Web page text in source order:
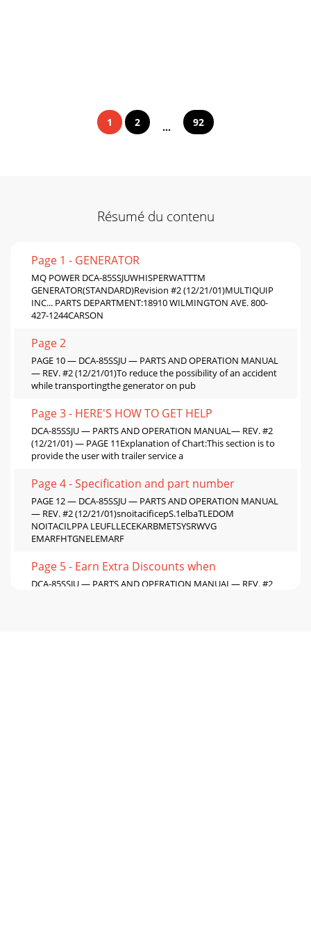
1 2 ... 92
Résumé du contenu
Page 1 - GENERATOR
MQ POWER DCA-85SSJUWHISPERWATTTM
GENERATOR(STANDARD)Revision #2 (12/21/01)MULTIQUIP
INC... PARTS DEPARTMENT:18910 WILMINGTON AVE. 800-
427-1244CARSON
Page 2
PAGE 10 — DCA-85SSJU — PARTS AND OPERATION MANUAL
— REV. #2 (12/21/01)To reduce the possibility of an accident
while transportingthe generator on pub
Page 3 - HERE'S HOW TO GET HELP
DCA-85SSJU — PARTS AND OPERATION MANUAL— REV. #2
(12/21/01) — PAGE 11Explanation of Chart:This section is to
provide the user with trailer service a
Page 4 - Specification and part number
PAGE 12 — DCA-85SSJU — PARTS AND OPERATION MANUAL
— REV. #2 (12/21/01)snoitacificepS.1elbaTLEDOM
NOITACILPPA LEUFLLECEKARBMETSYSRWVG
EMARFHTGNELEMARF
Page 5 - Earn Extra Discounts when
DCA-85SSJU — PARTS AND OPERATION MANUAL— REV. #2